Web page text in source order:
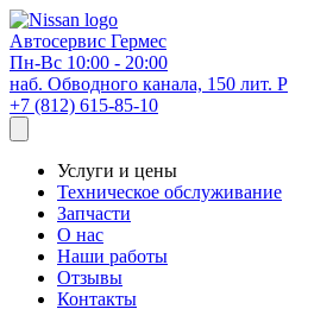
Автосервис Гермес
Пн-Вс 10:00 - 20:00
наб. Обводного канала, 150 лит. Р
+7 (812) 615-85-10
Услуги и цены
Техническое обслуживание
Запчасти
О нас
Наши работы
Отзывы
Контакты